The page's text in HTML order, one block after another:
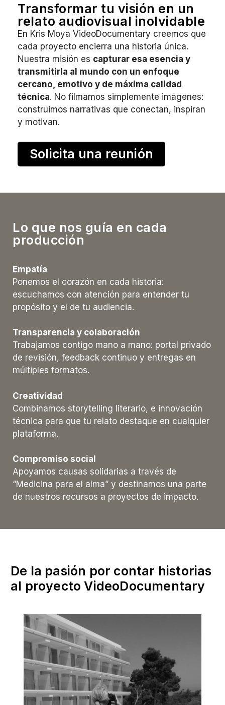
Transformar tu visión en un
relato audiovisual inolvidable
En Kris Moya VideoDocumentary creemos que
cada proyecto encierra una historia única.
Nuestra misión es capturar esa esencia y
transmitirla al mundo con un enfoque
cercano, emotivo y de máxima calidad
técnica. No filmamos simplemente imágenes:
construimos narrativas que conectan, inspiran
y motivan.
Solicita una reunión
Lo que nos guía en cada
producción
Empatía
Ponemos el corazón en cada historia:
escuchamos con atención para entender tu
propósito y el de tu audiencia.
Transparencia y colaboración
Trabajamos contigo mano a mano: portal privado
de revisión, feedback continuo y entregas en
múltiples formatos.
Creatividad
Combinamos storytelling literario, e innovación
técnica para que tu relato destaque en cualquier
plataforma.
Compromiso social
Apoyamos causas solidarias a través de
“Medicina para el alma” y destinamos una parte
de nuestros recursos a proyectos de impacto.
De la pasión por contar historias
al proyecto VideoDocumentary